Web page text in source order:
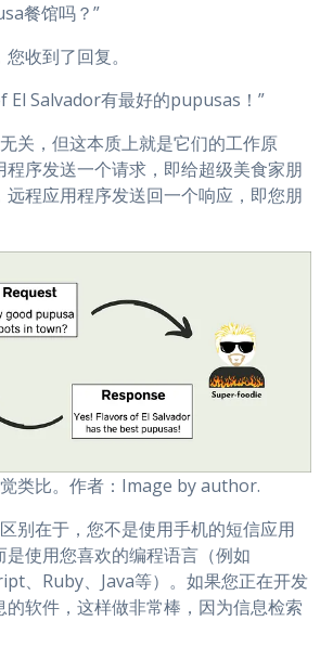
餐馆吗？”
收到了回复。
El Salvador有最好的pupusas！”
关，但这本质上就是它们的工作原
程序发送一个请求，即给超级美食家朋
远程应用程序发送回一个响应，即您朋
类比。作者：Image by author.
别在于，您不是使用手机的短信应用
是使用您喜欢的编程语言（例如
、Ruby、Java等）。如果您正在开发
的软件，这样做非常棒，因为信息检索